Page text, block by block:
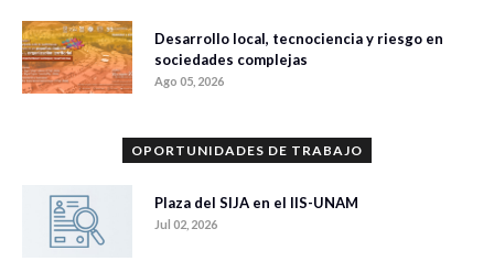
Desarrollo local, tecnociencia y riesgo en
sociedades complejas
Ago 05, 2026
OPORTUNIDADES DE TRABAJO
Plaza del SIJA en el IIS-UNAM
Jul 02, 2026